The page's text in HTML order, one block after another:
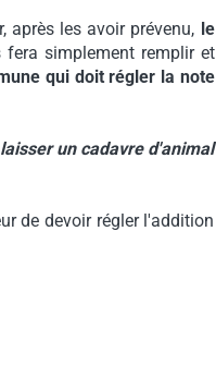
après les avoir prévenu, le
simplement remplir et
qui doit régler la note
un cadavre d'animal
de devoir régler l'addition